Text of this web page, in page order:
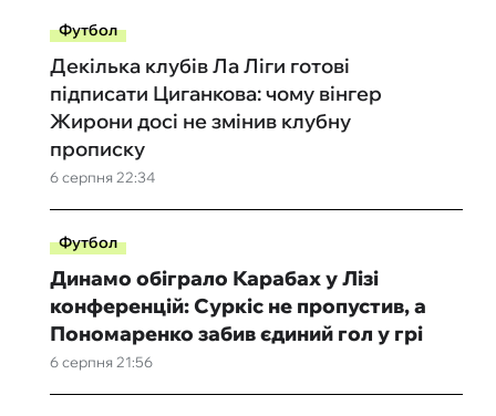
Футбол
6 серпня 22:34
Декілька клубів Ла Ліги готові
підписати Циганкова: чому вінгер
Жирони досі не змінив клубну
прописку
Футбол
6 серпня 21:56
Динамо обіграло Карабах у Лізі
конференцій: Суркіс не пропустив, а
Пономаренко забив єдиний гол у грі